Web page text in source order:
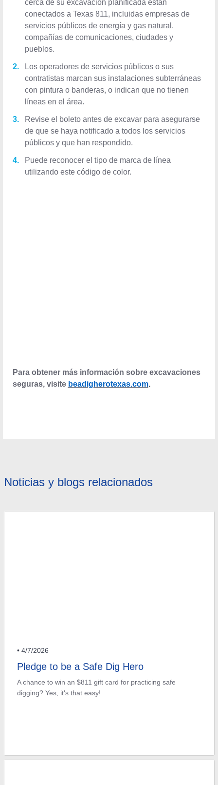
Los operadores con instalaciones subterráneas
cerca de su excavación planificada están conectados
a Texas 811, incluidas empresas de servicios
públicos de energía y gas natural, compañías de
comunicaciones, ciudades y pueblos.
Los operadores de servicios públicos o sus
contratistas marcan sus instalaciones subterráneas
con pintura o banderas, o indican que no tienen líneas
en el área.
Revise el boleto antes de excavar para asegurarse
de que se haya notificado a todos los servicios
públicos y que han respondido.
Puede reconocer el tipo de marca de línea utilizando
este código de color.
Para obtener más información sobre excavaciones
seguras, visitebeadigherotexas.com.
Noticias y blogs relacionados
• 4/7/2026
Pledge to be a Safe Dig Hero
A chance to win an $811 gift card for practicing safe
digging? Yes, it's that easy!